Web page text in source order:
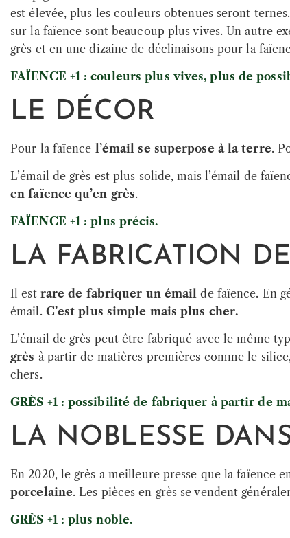
est élevée, plus les couleurs obtenues seront
sur la faïence sont beaucoup plus vives. Un autre
grès et en une dizaine de déclinaisons pour la
FAÏENCE +1 : couleurs plus vives, plus de
LE DÉCOR
Pour la faïence l’émail se superpose à la terre.
L’émail de grès est plus solide, mais l’émail de
en faïence qu’en grès.
FAÏENCE +1 : plus précis.
LA FABRICATION
Il est rare de fabriquer un émail de faïence. En
émail. C’est plus simple mais plus cher.
L’émail de grès peut être fabriqué avec le même
grès à partir de matières premières comme le
chers.
GRÈS +1 : possibilité de fabriquer à partir de
LA NOBLESSE
En 2020, le grès a meilleure presse que la faïence
porcelaine. Les pièces en grès se vendent
GRÈS +1 : plus noble.